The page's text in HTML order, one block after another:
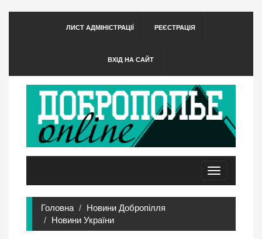
ЛИСТ АДМІНІСТРАЦІЇ РЕЄСТРАЦІЯ
ВХІД НА САЙТ
Toggle
navigation
Головна
Новини Добропілля
Новини України